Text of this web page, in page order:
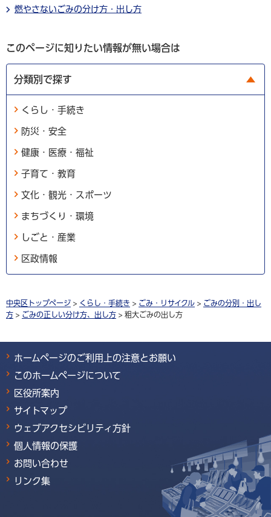
燃やさないごみの分け方・出し方
このページに知りたい情報が無い場合は
分類別で探す
くらし・手続き
防災・安全
健康・医療・福祉
子育て・教育
文化・観光・スポーツ
まちづくり・環境
しごと・産業
区政情報
中央区トップページ > くらし・手続き > ごみ・リサイクル > ごみの分別・出し
方 > ごみの正しい分け方、出し方 > 粗大ごみの出し方
ホームページのご利用上の注意とお願い
このホームページについて
区役所案内
サイトマップ
ウェブアクセシビリティ方針
個人情報の保護
お問い合わせ
リンク集